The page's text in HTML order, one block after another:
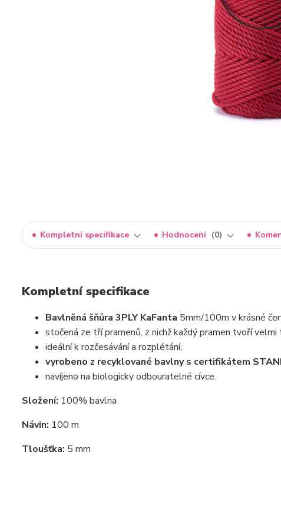
Kompletní specifikace Hodnocení 0
Kompletní specifikace
Bavlněná šňůra 3PLY KaFanta 5mm/100m v krásné
stočená ze tří pramenů, z nichž každý pramen tvoří velmi
ideální k rozčesávání a rozplétání,
vyrobeno z recyklované bavlny s certifikátem
navíjeno na biologicky odbouratelné cívce.
Složení: 100% bavlna
Návin: 100 m
Tloušťka: 5 mm